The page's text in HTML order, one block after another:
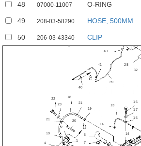
48 07000-11007 O-RING
49 208-03-58290 HOSE, 500MM
50 206-03-43340 CLIP
1
2
4
6
7
13
14
14
15
16
17
18
19
19
20
21
21
22
23
28
29
30
32
39
40
40
41